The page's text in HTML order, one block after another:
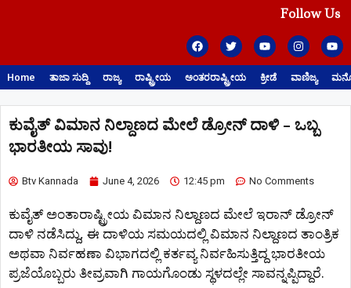
Follow Us
Home ತಾಜಾ ಸುದ್ದಿ ರಾಜ್ಯ ರಾಷ್ಟ್ರೀಯ ಅಂತರರಾಷ್ಟ್ರೀಯ ಕ್ರೀಡೆ ವಾಣಿಜ್ಯ
ಕುವೈತ್​ ವಿಮಾನ ನಿಲ್ದಾಣದ ಮೇಲೆ ಡ್ರೋನ್​ ದಾಳಿ – ಒಬ್ಬ
ಭಾರತೀಯ ಸಾವು!
Btv Kannada June 4, 2026 12:45 pm No Comments
ಕುವೈತ್ ಅಂತಾರಾಷ್ಟ್ರೀಯ ವಿಮಾನ ನಿಲ್ದಾಣದ ಮೇಲೆ ಇರಾನ್ ಡ್ರೋನ್
ದಾಳಿ ನಡೆಸಿದ್ದು, ಈ ದಾಳಿಯ ಸಮಯದಲ್ಲಿ ವಿಮಾನ ನಿಲ್ದಾಣದ ತಾಂತ್ರಿಕ
ಅಥವಾ ನಿರ್ವಹಣಾ ವಿಭಾಗದಲ್ಲಿ ಕರ್ತವ್ಯ ನಿರ್ವಹಿಸುತ್ತಿದ್ದ ಭಾರತೀಯ
ಪ್ರಜೆಯೊಬ್ಬರು ತೀವ್ರವಾಗಿ ಗಾಯಗೊಂಡು ಸ್ಥಳದಲ್ಲೇ ಸಾವನ್ನಪ್ಪಿದ್ದಾರೆ.